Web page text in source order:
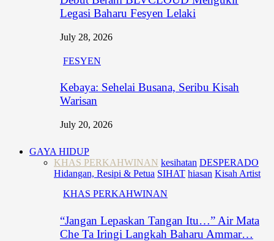
Legasi Baharu Fesyen Lelaki
July 28, 2026
FESYEN
Kebaya: Sehelai Busana, Seribu Kisah
Warisan
July 20, 2026
GAYA HIDUP
KHAS PERKAHWINAN kesihatan DESPERADO
Hidangan, Resipi & Petua SIHAT hiasan Kisah Artist
KHAS PERKAHWINAN
“Jangan Lepaskan Tangan Itu…” Air Mata
Che Ta Iringi Langkah Baharu Ammar…